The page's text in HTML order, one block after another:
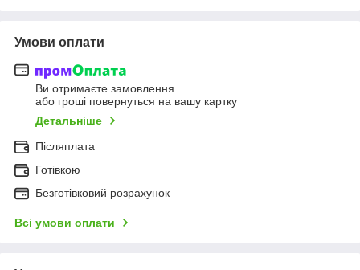
Умови оплати
Ви отримаєте замовлення
або гроші повернуться на вашу картку
Детальніше
Післяплата
Готівкою
Безготівковий розрахунок
Всі умови оплати